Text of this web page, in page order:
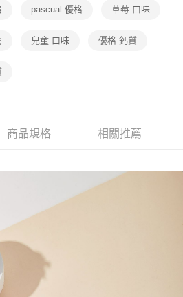
pascual 優格 草莓 口味
兒童 口味 優格 鈣質
商品規格 相關推薦